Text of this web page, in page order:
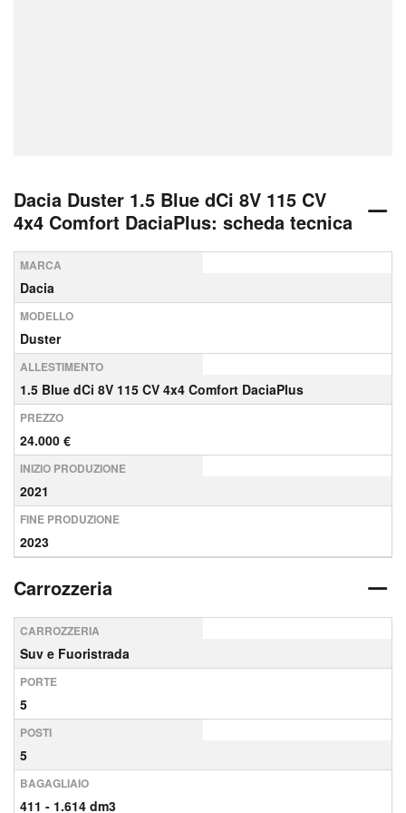
Dacia Duster 1.5 Blue dCi 8V 115 CV
4x4 Comfort DaciaPlus: scheda tecnica
MARCA
Dacia
MODELLO
Duster
ALLESTIMENTO
1.5 Blue dCi 8V 115 CV 4x4 Comfort DaciaPlus
PREZZO
24.000 €
INIZIO PRODUZIONE
2021
FINE PRODUZIONE
2023
Carrozzeria
CARROZZERIA
Suv e Fuoristrada
PORTE
5
POSTI
5
BAGAGLIAIO
411 - 1.614 dm3